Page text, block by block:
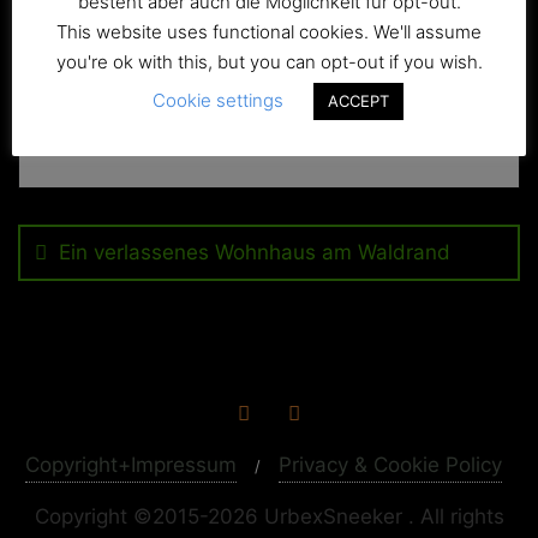
Ein verlassenes Wohnhaus am Waldrand
Copyright+Impressum Privacy & Cookie Policy
Copyright ©2015-2026 UrbexSneeker . All rights
This website uses functional cookies. We'll assume
you're ok with this, but you can opt-out if you wish.
Cookie settings
ACCEPT